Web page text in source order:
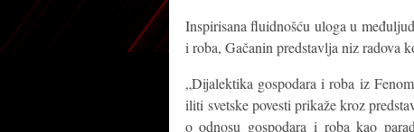
Inspirisana fluidnošću uloga u
i roba, Gačanin predstavlja niz radova
„Dijalektika gospodara i roba iz
iliti svetske povesti prikaže kroz
o odnosu gospodara i roba kao